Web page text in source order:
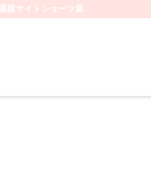
販サイト ショーツ屋